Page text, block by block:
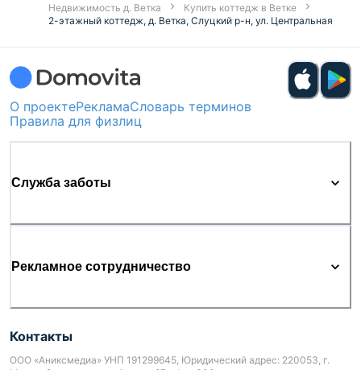
Недвижимость д. Ветка
Купить коттедж в Ветке
2-этажный коттедж, д. Ветка, Слуцкий р-н, ул. Центральная
О проектеРекламаСловарь терминов
Правила для физлиц
Служба заботы
Рекламное сотрудничество
Контакты
ООО «Аниксмедиа» УНП 191299645, Юридический адрес: 220053, г.